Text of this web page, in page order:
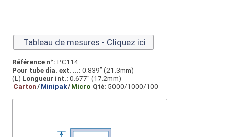
Tableau de mesures - Cliquez ici
Référence n°: PC114
Pour tube dia. ext. ...: 0.839” (21.3mm)
(L) Longueur int.: 0.677” (17.2mm)
Carton/Minipak/Micro Qté: 5000/1000/100